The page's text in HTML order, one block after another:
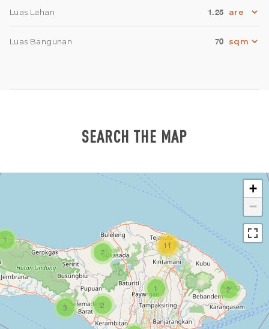
Luas Lahan 1.25
Luas Bangunan 70
SEARCH THE MAP
1
1
3
7
2
11
2
+
−